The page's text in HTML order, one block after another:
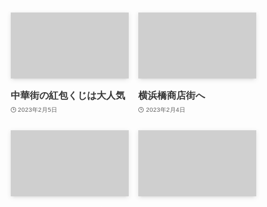
中華街の紅包くじは大人気
2023年2月5日
横浜橋商店街へ
2023年2月4日